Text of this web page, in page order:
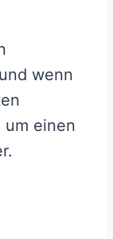
wenn
um einen